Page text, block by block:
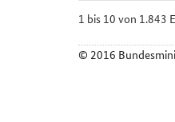
1 bis 10 von 1.843
© 2016